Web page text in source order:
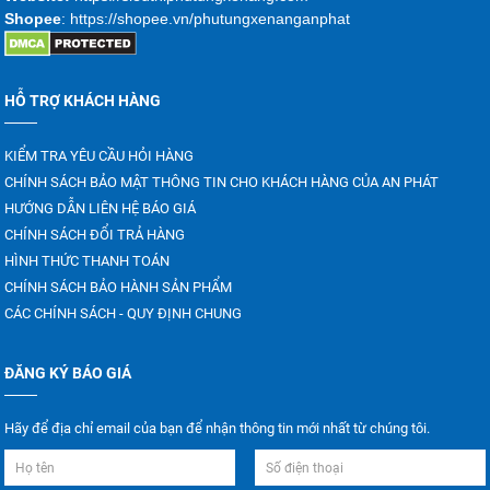
Đề cập đến kiểu dáng thì đèn signal có rất nhiều kiểu
dáng khác nhau, từ dạng tròn, vuông đến dạng thanh
dài phù hợp với từng loại xe nâng khác nhau và sở
thích của người dùng.
Nguyên tắc hoạt động của đèn signal xe nâng
Đèn signal hay xi nhan xe nâng được kích hoạt chỉ với
nút bấm hoặc cần gạt trên bảng điều khiển xe nâng,
đèn hoạt động sẽ phát ra tín hiệu nhấp nháy liên tục
động đèn đi.
Ở mỗi loại đèn signal thì mức điện áp quy định cho
Shopee: https://shopee.vn/phutungxenanganphat
HỖ TRỢ KHÁCH HÀNG
KIỂM TRA YÊU CẦU HỎI HÀNG
CHÍNH SÁCH BẢO MẬT THÔNG TIN CHO KHÁCH HÀNG CỦA AN PHÁT
HƯỚNG DẪN LIÊN HỆ BÁO GIÁ
CHÍNH SÁCH ĐỔI TRẢ HÀNG
HÌNH THỨC THANH TOÁN
CHÍNH SÁCH BẢO HÀNH SẢN PHẨM
CÁC CHÍNH SÁCH - QUY ĐỊNH CHUNG
ĐĂNG KÝ BÁO GIÁ
Hãy để địa chỉ email của bạn để nhận thông tin mới nhất từ chúng tôi.